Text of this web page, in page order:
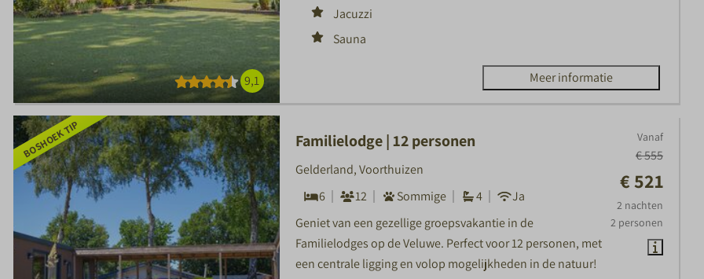
9,1
Jacuzzi
Sauna
Meer informatie
BOSHOEK TIP Vanaf
€ 555
€ 521
2 nachten
2 personen
Familielodge | 12 personen
Gelderland, Voorthuizen
6
12 Sommige 4
Ja
Geniet van een gezellige groepsvakantie in de
Familielodges op de Veluwe. Perfect voor 12 personen, met
een centrale ligging en volop mogelijkheden in de natuur!